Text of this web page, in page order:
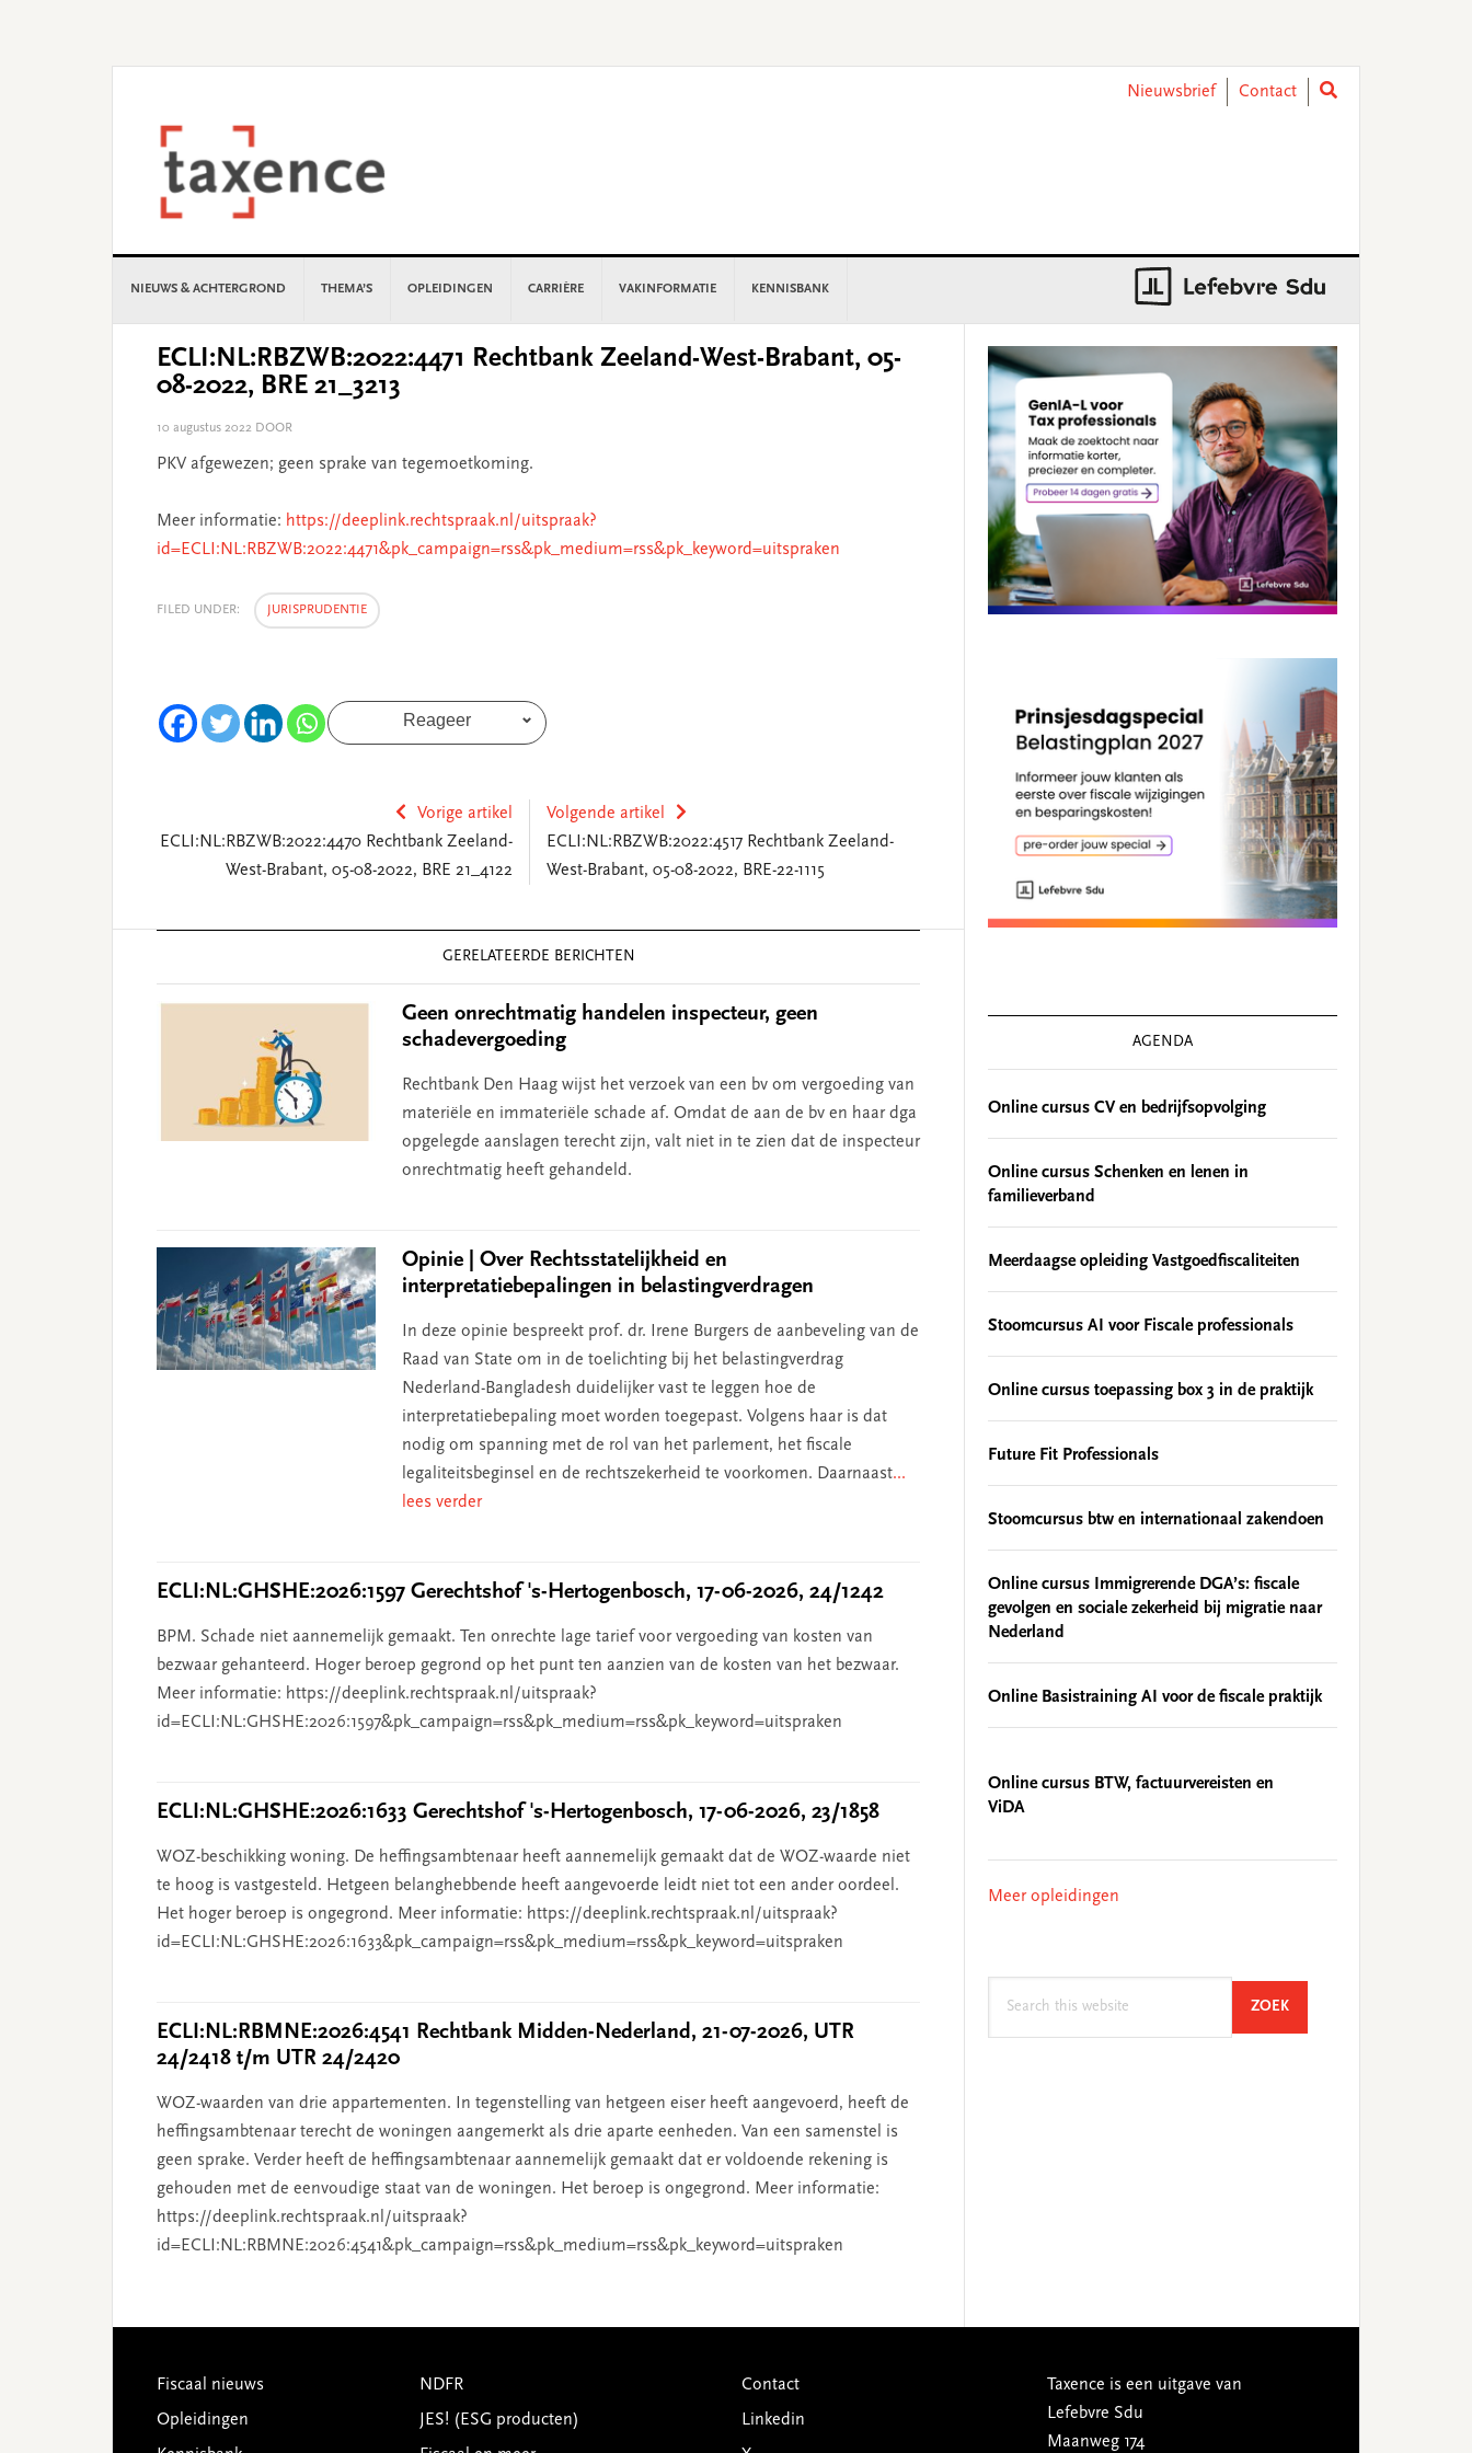
Nieuwsbrief
Contact
NIEUWS & ACHTERGROND THEMA’S OPLEIDINGEN CARRIÈRE VAKINFORMATIE KENNISBANK
ECLI:NL:RBZWB:2022:4471 Rechtbank Zeeland-West-Brabant, 05-
08-2022, BRE 21_3213
10 augustus 2022 DOOR
PKV afgewezen; geen sprake van tegemoetkoming.
Meer informatie: https://deeplink.rechtspraak.nl/uitspraak?
id=ECLI:NL:RBZWB:2022:4471&pk_campaign=rss&pk_medium=rss&pk_keyword=uitspraken
FILED UNDER: JURISPRUDENTIE
Reageer
Vorige artikel
ECLI:NL:RBZWB:2022:4470 Rechtbank Zeeland-
West-Brabant, 05-08-2022, BRE 21_4122
Volgende artikel
ECLI:NL:RBZWB:2022:4517 Rechtbank Zeeland-
West-Brabant, 05-08-2022, BRE-22-1115
GERELATEERDE BERICHTEN
Geen onrechtmatig handelen inspecteur, geen
schadevergoeding
Rechtbank Den Haag wijst het verzoek van een bv om vergoeding van
materiële en immateriële schade af. Omdat de aan de bv en haar dga
opgelegde aanslagen terecht zijn, valt niet in te zien dat de inspecteur
onrechtmatig heeft gehandeld.
Opinie | Over Rechtsstatelijkheid en
interpretatiebepalingen in belastingverdragen
In deze opinie bespreekt prof. dr. Irene Burgers de aanbeveling van de
Raad van State om in de toelichting bij het belastingverdrag
Nederland-Bangladesh duidelijker vast te leggen hoe de
interpretatiebepaling moet worden toegepast. Volgens haar is dat
nodig om spanning met de rol van het parlement, het fiscale
legaliteitsbeginsel en de rechtszekerheid te voorkomen. Daarnaast...
lees verder
ECLI:NL:GHSHE:2026:1597 Gerechtshof 's-Hertogenbosch, 17-06-2026, 24/1242
BPM. Schade niet aannemelijk gemaakt. Ten onrechte lage tarief voor vergoeding van kosten van
bezwaar gehanteerd. Hoger beroep gegrond op het punt ten aanzien van de kosten van het bezwaar.
Meer informatie: https://deeplink.rechtspraak.nl/uitspraak?
id=ECLI:NL:GHSHE:2026:1597&pk_campaign=rss&pk_medium=rss&pk_keyword=uitspraken
ECLI:NL:GHSHE:2026:1633 Gerechtshof 's-Hertogenbosch, 17-06-2026, 23/1858
WOZ-beschikking woning. De heffingsambtenaar heeft aannemelijk gemaakt dat de WOZ-waarde niet
te hoog is vastgesteld. Hetgeen belanghebbende heeft aangevoerde leidt niet tot een ander oordeel.
Het hoger beroep is ongegrond. Meer informatie: https://deeplink.rechtspraak.nl/uitspraak?
id=ECLI:NL:GHSHE:2026:1633&pk_campaign=rss&pk_medium=rss&pk_keyword=uitspraken
ECLI:NL:RBMNE:2026:4541 Rechtbank Midden-Nederland, 21-07-2026, UTR
24/2418 t/m UTR 24/2420
WOZ-waarden van drie appartementen. In tegenstelling van hetgeen eiser heeft aangevoerd, heeft de
heffingsambtenaar terecht de woningen aangemerkt als drie aparte eenheden. Van een samenstel is
geen sprake. Verder heeft de heffingsambtenaar aannemelijk gemaakt dat er voldoende rekening is
gehouden met de eenvoudige staat van de woningen. Het beroep is ongegrond. Meer informatie:
https://deeplink.rechtspraak.nl/uitspraak?
id=ECLI:NL:RBMNE:2026:4541&pk_campaign=rss&pk_medium=rss&pk_keyword=uitspraken
Sidebar
AGENDA
Online cursus CV en bedrijfsopvolging
Online cursus Schenken en lenen in
familieverband
Meerdaagse opleiding Vastgoedfiscaliteiten
Stoomcursus AI voor Fiscale professionals
Online cursus toepassing box 3 in de praktijk
Future Fit Professionals
Stoomcursus btw en internationaal zakendoen
Online cursus Immigrerende DGA’s: fiscale
gevolgen en sociale zekerheid bij migratie naar
Nederland
Online Basistraining AI voor de fiscale praktijk
Online cursus BTW, factuurvereisten en
ViDA
Meer opleidingen
ZOEKSEARCH
Footer
Fiscaal nieuws
Opleidingen
NDFR
JES! (ESG producten)
Contact
Linkedin
Taxence is een uitgave van
Lefebvre Sdu
Maanweg 174